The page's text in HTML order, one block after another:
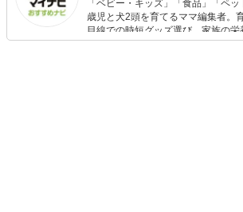
「ベビー・キッズ」「食品」「ペ
歳児と犬2頭を育てるママ編集者。
目線での時短グッズ選び、家族の
食品選び、束の間のリラックスタ